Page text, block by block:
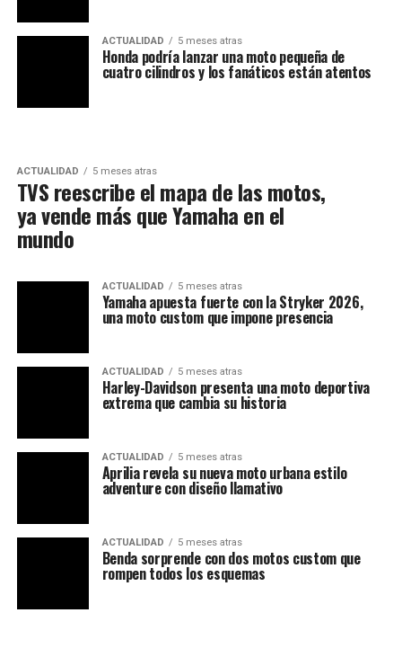
ACTUALIDAD 5 meses atras
Honda podría lanzar una moto pequeña de
cuatro cilindros y los fanáticos están atentos
ACTUALIDAD 5 meses atras
TVS reescribe el mapa de las motos,
ya vende más que Yamaha en el
mundo
ACTUALIDAD 5 meses atras
Yamaha apuesta fuerte con la Stryker 2026,
una moto custom que impone presencia
ACTUALIDAD 5 meses atras
Harley-Davidson presenta una moto deportiva
extrema que cambia su historia
ACTUALIDAD 5 meses atras
Aprilia revela su nueva moto urbana estilo
adventure con diseño llamativo
ACTUALIDAD 5 meses atras
Benda sorprende con dos motos custom que
rompen todos los esquemas